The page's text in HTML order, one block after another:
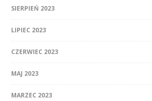
SIERPIEŃ 2023
LIPIEC 2023
CZERWIEC 2023
MAJ 2023
MARZEC 2023